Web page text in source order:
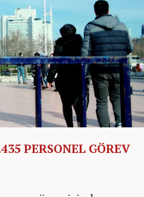
PERSONEL GÖREV